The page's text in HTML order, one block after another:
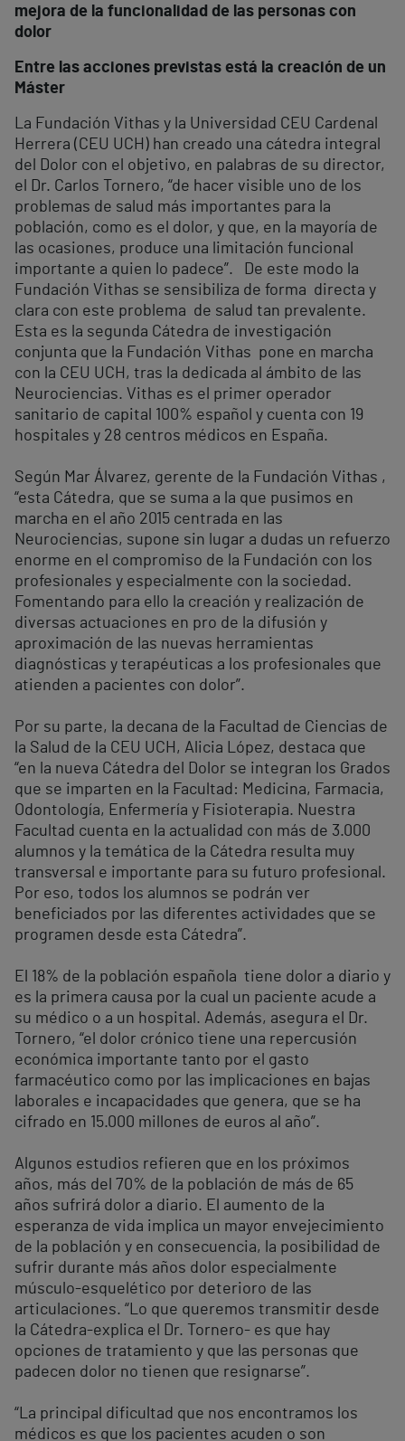
mejora de la funcionalidad de las personas con
dolor
Entre las acciones previstas está la creación de un
Máster
La Fundación Vithas y la Universidad CEU Cardenal
Herrera (CEU UCH) han creado una cátedra integral
del Dolor con el objetivo, en palabras de su director,
el Dr. Carlos Tornero, “de hacer visible uno de los
problemas de salud más importantes para la
población, como es el dolor, y que, en la mayoría de
las ocasiones, produce una limitación funcional
importante a quien lo padece”. De este modo la
Fundación Vithas se sensibiliza de forma directa y
clara con este problema de salud tan prevalente.
Esta es la segunda Cátedra de investigación
conjunta que la Fundación Vithas pone en marcha
con la CEU UCH, tras la dedicada al ámbito de las
Neurociencias. Vithas es el primer operador
sanitario de capital 100% español y cuenta con 19
hospitales y 28 centros médicos en España.
Según Mar Álvarez, gerente de la Fundación Vithas ,
“esta Cátedra, que se suma a la que pusimos en
marcha en el año 2015 centrada en las
Neurociencias, supone sin lugar a dudas un refuerzo
enorme en el compromiso de la Fundación con los
profesionales y especialmente con la sociedad.
Fomentando para ello la creación y realización de
diversas actuaciones en pro de la difusión y
aproximación de las nuevas herramientas
diagnósticas y terapéuticas a los profesionales que
atienden a pacientes con dolor”.
Por su parte, la decana de la Facultad de Ciencias de
la Salud de la CEU UCH, Alicia López, destaca que
“en la nueva Cátedra del Dolor se integran los Grados
que se imparten en la Facultad: Medicina, Farmacia,
Odontología, Enfermería y Fisioterapia. Nuestra
Facultad cuenta en la actualidad con más de 3.000
alumnos y la temática de la Cátedra resulta muy
transversal e importante para su futuro profesional.
Por eso, todos los alumnos se podrán ver
beneficiados por las diferentes actividades que se
programen desde esta Cátedra”.
El 18% de la población española tiene dolor a diario y
es la primera causa por la cual un paciente acude a
su médico o a un hospital. Además, asegura el Dr.
Tornero, “el dolor crónico tiene una repercusión
económica importante tanto por el gasto
farmacéutico como por las implicaciones en bajas
laborales e incapacidades que genera, que se ha
cifrado en 15.000 millones de euros al año”.
Algunos estudios refieren que en los próximos
años, más del 70% de la población de más de 65
años sufrirá dolor a diario. El aumento de la
esperanza de vida implica un mayor envejecimiento
de la población y en consecuencia, la posibilidad de
sufrir durante más años dolor especialmente
músculo-esquelético por deterioro de las
articulaciones. “Lo que queremos transmitir desde
la Cátedra-explica el Dr. Tornero- es que hay
opciones de tratamiento y que las personas que
padecen dolor no tienen que resignarse”.
“La principal dificultad que nos encontramos los
médicos es que los pacientes acuden o son